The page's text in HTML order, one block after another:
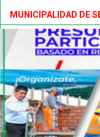
MUNICIPALIDAD DE